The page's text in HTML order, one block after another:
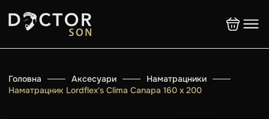
Головна Аксесуари
Наматрацники
Наматрацник Lordflex's Clima Сanapa 160 х 200